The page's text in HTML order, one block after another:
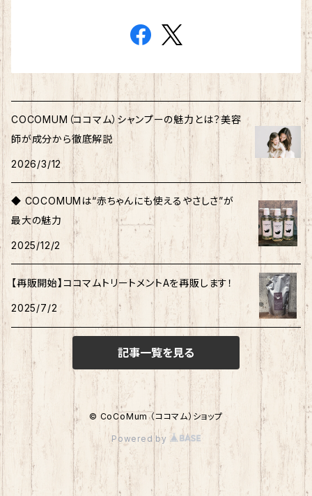
COCOMUM（ココマム）シャンプーの魅力とは？美容
師が成分から徹底解説
2026/3/12
◆ COCOMUMは“赤ちゃんにも使えるやさしさ”が
最大の魅力
2025/12/2
【再販開始】ココマムトリートメントAを再販します！
2025/7/2
記事一覧を見る
© CoCoMum （ココマム）ショップ
Powered by